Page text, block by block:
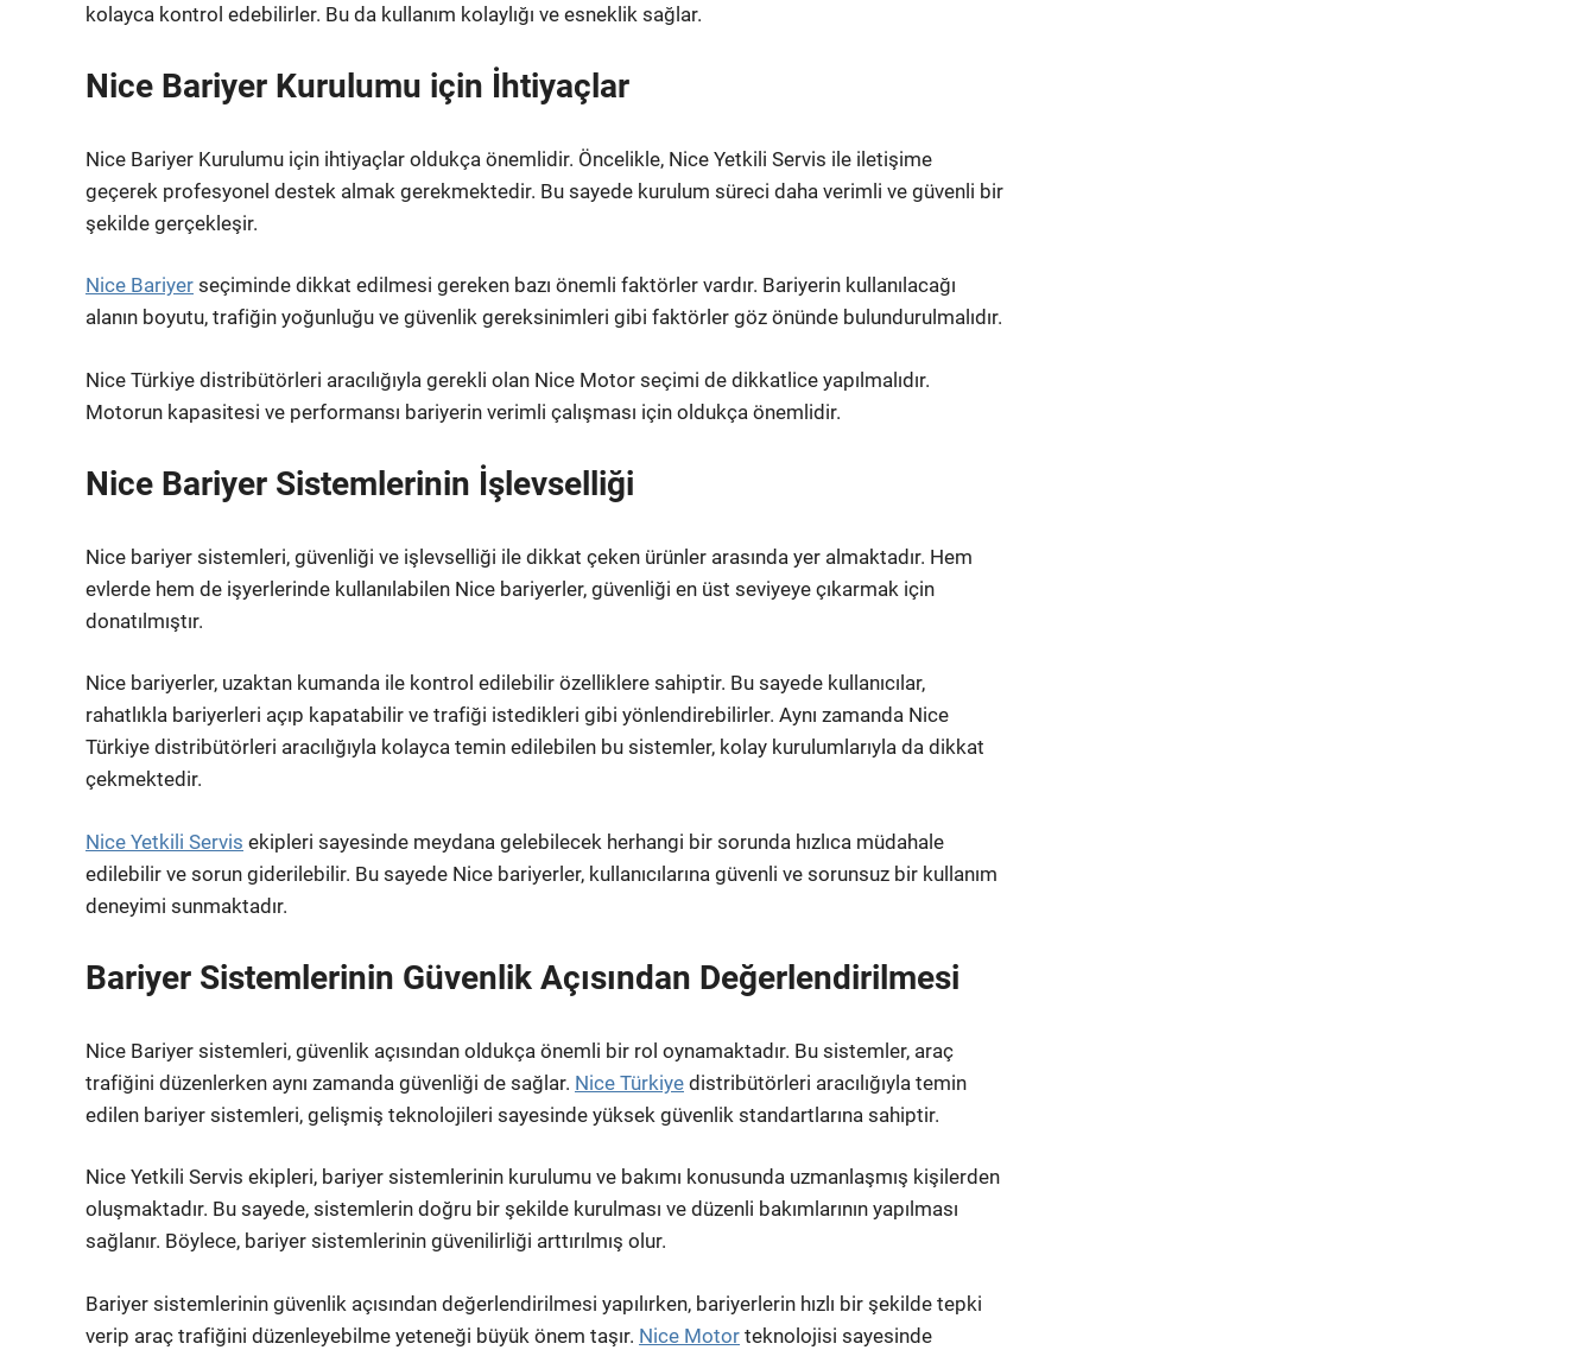
kolayca kontrol edebilirler. Bu da kullanım kolaylığı ve esneklik sağlar.
Nice Bariyer Kurulumu için İhtiyaçlar
Nice Bariyer Kurulumu için ihtiyaçlar oldukça önemlidir. Öncelikle, Nice Yetkili Servis ile iletişime
geçerek profesyonel destek almak gerekmektedir. Bu sayede kurulum süreci daha verimli ve güvenli bir
şekilde gerçekleşir.
Nice Bariyer seçiminde dikkat edilmesi gereken bazı önemli faktörler vardır. Bariyerin kullanılacağı
alanın boyutu, trafiğin yoğunluğu ve güvenlik gereksinimleri gibi faktörler göz önünde bulundurulmalıdır.
Nice Türkiye distribütörleri aracılığıyla gerekli olan Nice Motor seçimi de dikkatlice yapılmalıdır.
Motorun kapasitesi ve performansı bariyerin verimli çalışması için oldukça önemlidir.
Nice Bariyer Sistemlerinin İşlevselliği
Nice bariyer sistemleri, güvenliği ve işlevselliği ile dikkat çeken ürünler arasında yer almaktadır. Hem
evlerde hem de işyerlerinde kullanılabilen Nice bariyerler, güvenliği en üst seviyeye çıkarmak için
donatılmıştır.
Nice bariyerler, uzaktan kumanda ile kontrol edilebilir özelliklere sahiptir. Bu sayede kullanıcılar,
rahatlıkla bariyerleri açıp kapatabilir ve trafiği istedikleri gibi yönlendirebilirler. Aynı zamanda Nice
Türkiye distribütörleri aracılığıyla kolayca temin edilebilen bu sistemler, kolay kurulumlarıyla da dikkat
çekmektedir.
Nice Yetkili Servis ekipleri sayesinde meydana gelebilecek herhangi bir sorunda hızlıca müdahale
edilebilir ve sorun giderilebilir. Bu sayede Nice bariyerler, kullanıcılarına güvenli ve sorunsuz bir kullanım
deneyimi sunmaktadır.
Bariyer Sistemlerinin Güvenlik Açısından Değerlendirilmesi
Nice Bariyer sistemleri, güvenlik açısından oldukça önemli bir rol oynamaktadır. Bu sistemler, araç
trafiğini düzenlerken aynı zamanda güvenliği de sağlar. Nice Türkiye distribütörleri aracılığıyla temin
edilen bariyer sistemleri, gelişmiş teknolojileri sayesinde yüksek güvenlik standartlarına sahiptir.
Nice Yetkili Servis ekipleri, bariyer sistemlerinin kurulumu ve bakımı konusunda uzmanlaşmış kişilerden
oluşmaktadır. Bu sayede, sistemlerin doğru bir şekilde kurulması ve düzenli bakımlarının yapılması
sağlanır. Böylece, bariyer sistemlerinin güvenilirliği arttırılmış olur.
Bariyer sistemlerinin güvenlik açısından değerlendirilmesi yapılırken, bariyerlerin hızlı bir şekilde tepki
verip araç trafiğini düzenleyebilme yeteneği büyük önem taşır. Nice Motor teknolojisi sayesinde